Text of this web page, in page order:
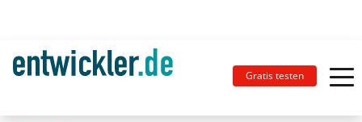
Gratis testen